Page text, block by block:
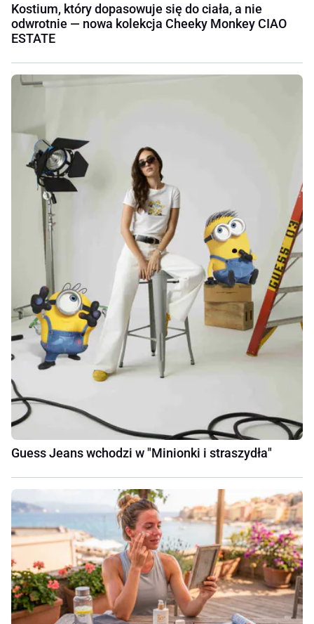
Kostium, który dopasowuje się do ciała, a nie
odwrotnie — nowa kolekcja Cheeky Monkey CIAO
ESTATE
Guess Jeans wchodzi w "Minionki i straszydła"